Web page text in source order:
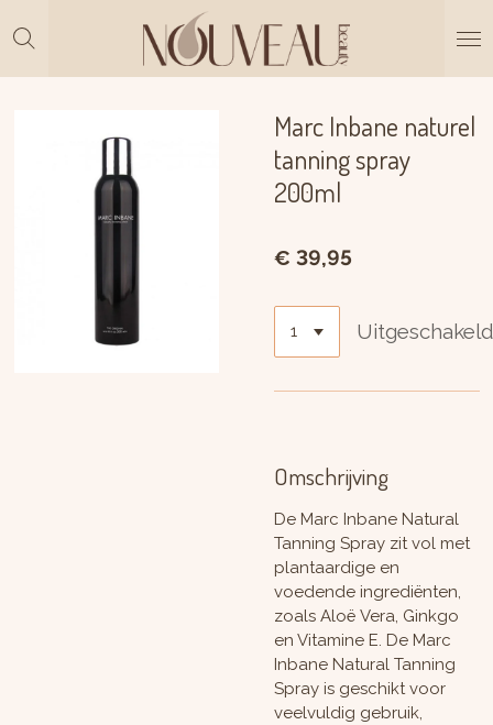
direct
Marc Inbane naturel
tanning spray
200ml
€ 39,95
Omschrijving
De Marc Inbane Natural
Tanning Spray zit vol met
plantaardige en
voedende ingrediënten,
zoals Aloë Vera, Ginkgo
en Vitamine E. De Marc
Inbane Natural Tanning
Spray is geschikt voor
veelvuldig gebruik,